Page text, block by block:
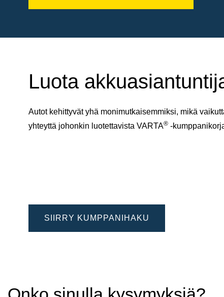
Luota
Autot kehittyvät yhä monimutkaisemmiksi, mikä
yhteyttä johonkin luotettavista VARTA® -
SIIRRY KUMPPANIHAKU